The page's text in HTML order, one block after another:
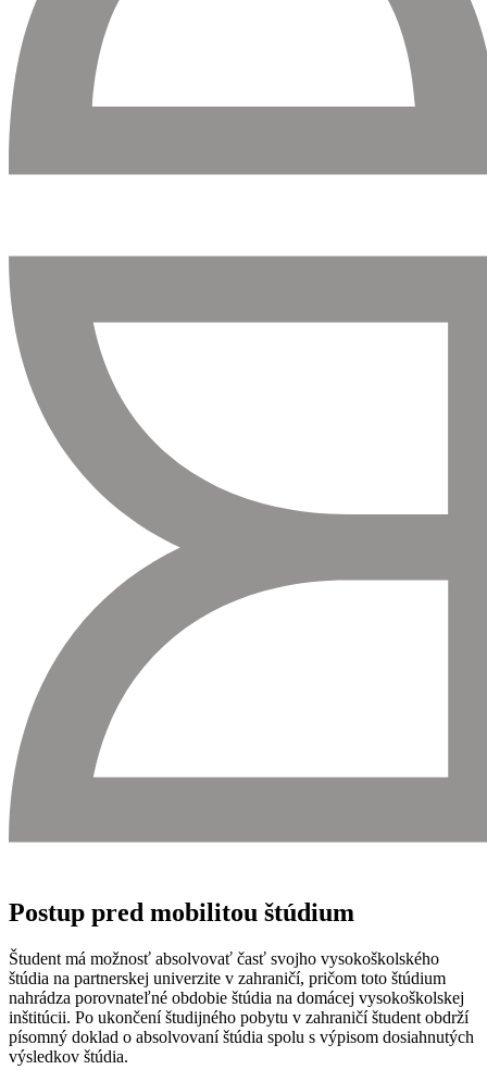
Postup pred mobilitou štúdium
Študent má možnosť absolvovať časť svojho vysokoškolského
štúdia na partnerskej univerzite v zahraničí, pričom toto štúdium
nahrádza porovnateľné obdobie štúdia na domácej vysokoškolskej
inštitúcii. Po ukončení študijného pobytu v zahraničí študent obdrží
písomný doklad o absolvovaní štúdia spolu s výpisom dosiahnutých
výsledkov štúdia.